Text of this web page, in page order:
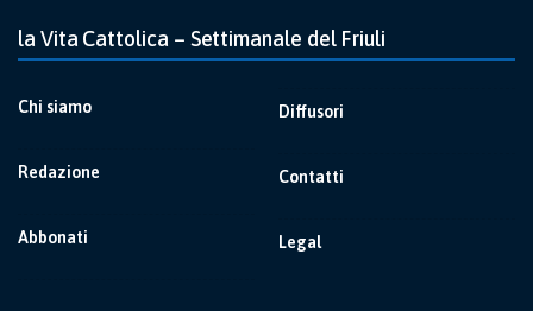
la Vita Cattolica – Settimanale del Friuli
Chi siamo
Redazione
Abbonati
Diffusori
Contatti
Legal